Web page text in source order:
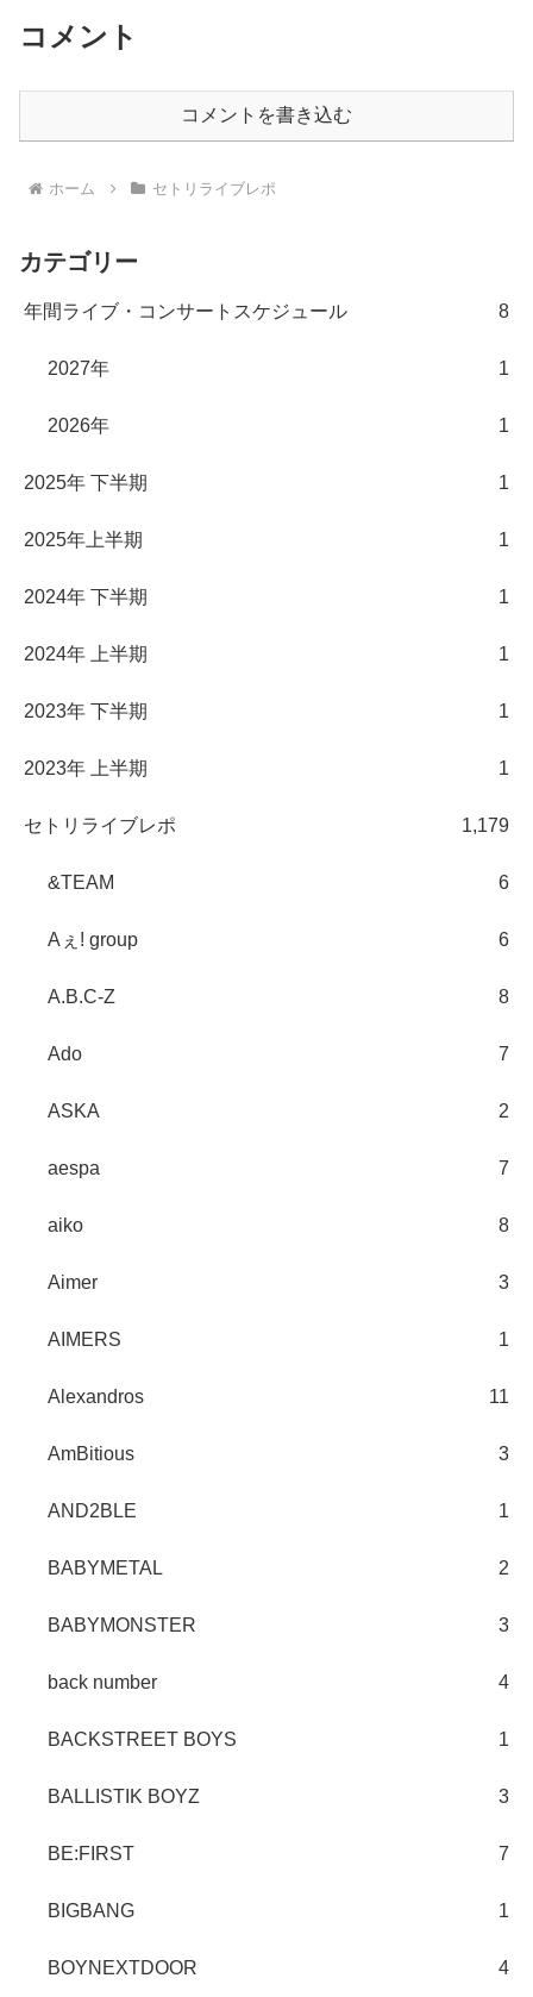
コメント
コメントを書き込む
ホーム セトリライブレポ
カテゴリー
年間ライブ・コンサートスケジュール 8
2027年 1
2026年 1
2025年 下半期 1
2025年上半期 1
2024年 下半期 1
2024年 上半期 1
2023年 下半期 1
2023年 上半期 1
セトリライブレポ 1,179
&TEAM 6
Aぇ! group 6
A.B.C-Z 8
Ado 7
ASKA 2
aespa 7
aiko 8
Aimer 3
AIMERS 1
Alexandros 11
AmBitious 3
AND2BLE 1
BABYMETAL 2
BABYMONSTER 3
back number 4
BACKSTREET BOYS 1
BALLISTIK BOYZ 3
BE:FIRST 7
BIGBANG 1
BOYNEXTDOOR 4